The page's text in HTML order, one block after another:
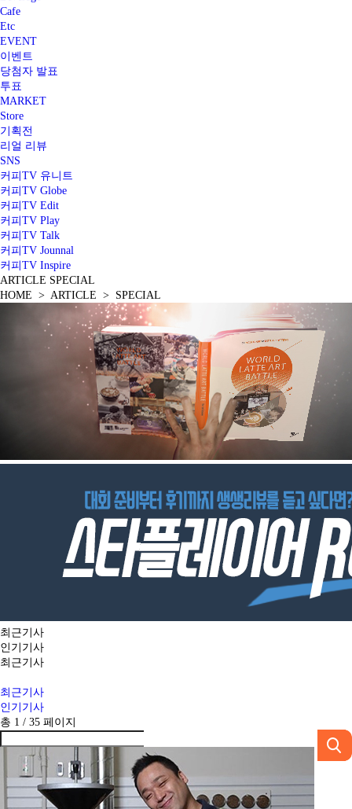
Cafe
Etc
EVENT
이벤트
당첨자 발표
투표
MARKET
Store
기획전
리얼 리뷰
SNS
커피TV 유니트
커피TV Globe
커피TV Edit
커피TV Play
커피TV Talk
커피TV Jounnal
커피TV Inspire
ARTICLE SPECIAL
HOME > ARTICLE > SPECIAL
최근기사
인기기사
최근기사
최근기사
인기기사
총 1 / 35 페이지